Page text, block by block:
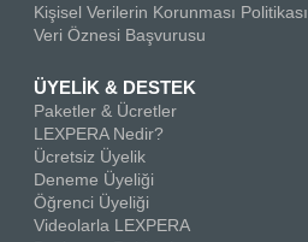
Kişisel Verilerin Korunması Politikası
Veri Öznesi Başvurusu
ÜYELİK & DESTEK
Paketler & Ücretler
LEXPERA Nedir?
Ücretsiz Üyelik
Deneme Üyeliği
Öğrenci Üyeliği
Videolarla LEXPERA